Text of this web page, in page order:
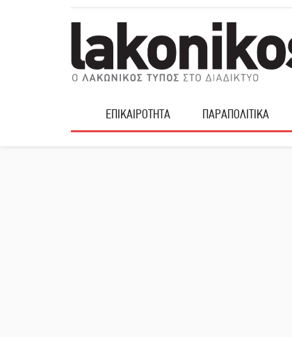
ΕΠΙΚΑΙΡΟΤΗΤΑ ΠΑΡΑΠΟΛΙΤΙΚΑ